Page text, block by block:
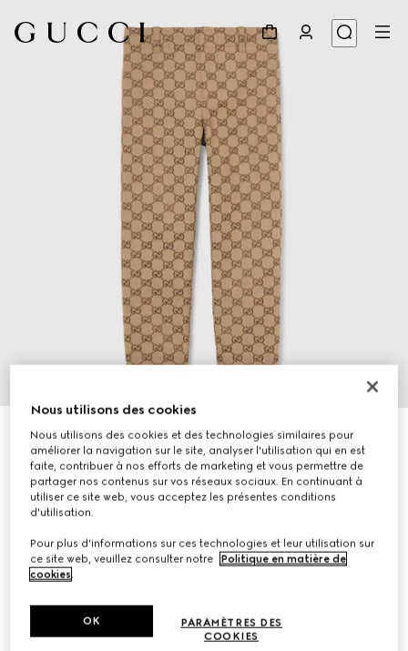
Pantalon enfant en toile GG
CA$885
Nous utilisons des cookies
Nous utilisons des cookies et des technologies similaires pour
améliorer la navigation sur le site, analyser l'utilisation qui en est
faite, contribuer à nos efforts de marketing et vous permettre de
partager nos contenus sur vos réseaux sociaux. En continuant à
utiliser ce site web, vous acceptez les présentes conditions
d'utilisation.
Pour plus d'informations sur ces technologies et leur utilisation sur
ce site web, veuillez consulter notre
Politique en matière de
cookies.
PARAMÈTRES DES
COOKIES
OK